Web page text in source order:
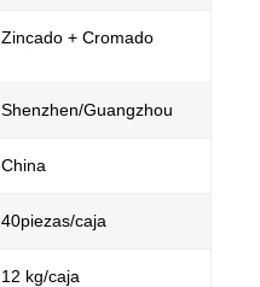
Zincado + Cromado
Shenzhen/Guangzhou
China
40piezas/caja
12 kg/caja